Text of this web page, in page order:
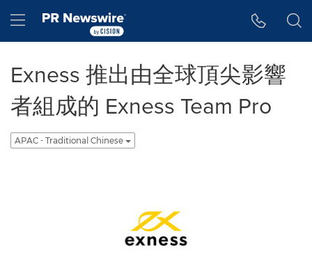
Hamburger menu
Exness 推出由全球頂尖影響
者組成的 Exness Team Pro
APAC - Traditional Chinese